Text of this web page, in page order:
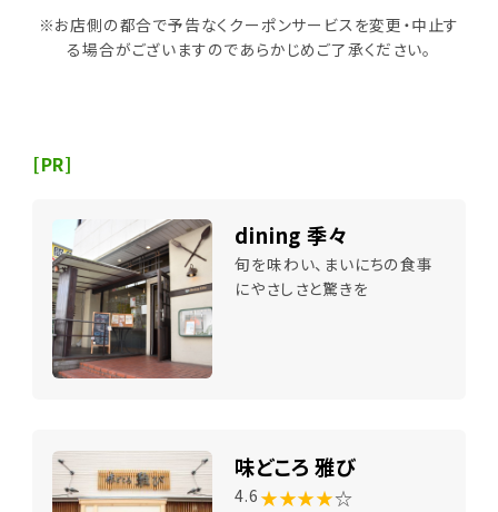
※お店側の都合で予告なくクーポンサービスを変更・中止す
る場合がございますのであらかじめご了承ください。
[PR]
dining 季々
旬を味わい、まいにちの食事
にやさしさと驚きを
味どころ 雅び
4.6 ★★★★☆